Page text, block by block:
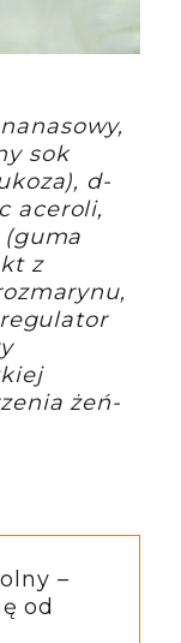
sok
d-
aceroli,
z
żeń-
–
od